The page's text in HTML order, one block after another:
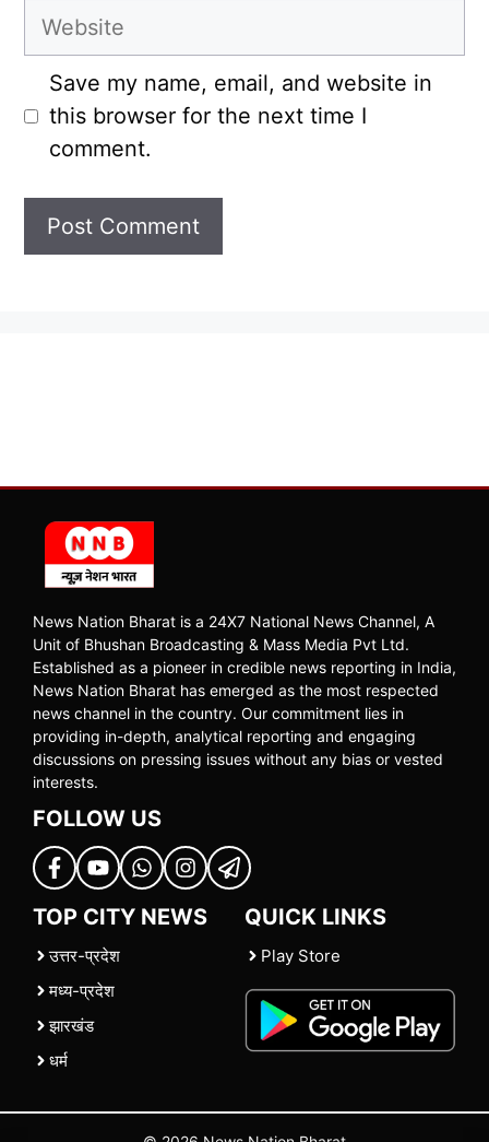
Website
Save my name, email, and website in
this browser for the next time I
comment.
News Nation Bharat is a 24X7 National News Channel, A
Unit of Bhushan Broadcasting & Mass Media Pvt Ltd.
Established as a pioneer in credible news reporting in India,
News Nation Bharat has emerged as the most respected
news channel in the country. Our commitment lies in
providing in-depth, analytical reporting and engaging
discussions on pressing issues without any bias or vested
interests.
FOLLOW US
TOP CITY NEWS
उत्तर-प्रदेश
मध्य-प्रदेश
झारखंड
धर्म
QUICK LINKS
Play Store